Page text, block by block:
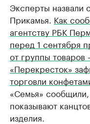
Эксперты назвали
Прикамья. Как
агентству РБК
перед 1 сентября
от группы товаров
«Перекресток»
торговли
«Семья»
показывают
изделия.